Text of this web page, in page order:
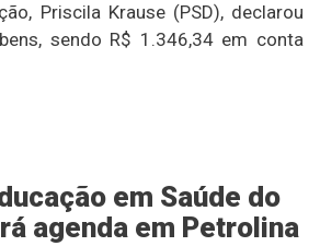
Priscila Krause (PSD), declarou
sendo R$ 1.346,34 em conta
em Saúde do
agenda em Petrolina